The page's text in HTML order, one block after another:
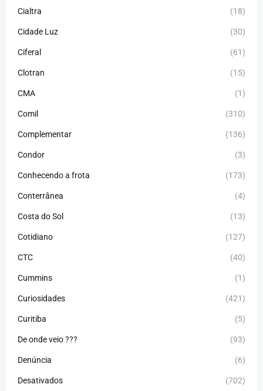
Cialtra (18)
Cidade Luz (30)
Ciferal (61)
Clotran (15)
CMA (1)
Comil (310)
Complementar (136)
Condor (3)
Conhecendo a frota (173)
Conterrânea (4)
Costa do Sol (13)
Cotidiano (127)
CTC (40)
Cummins (1)
Curiosidades (421)
Curitiba (5)
De onde veio ??? (93)
Denúncia (6)
Desativados (702)